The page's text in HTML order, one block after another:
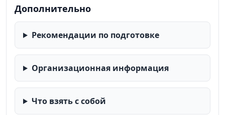
Дополнительно
Рекомендации по подготовке
Организационная информация
Что взять с собой